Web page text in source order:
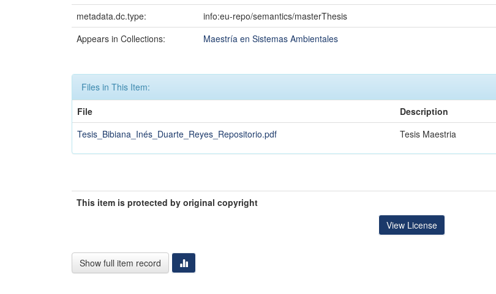
metadata.dc.type:
info:eu-repo/semantics/masterThesis
Appears in Collections:
Maestría en Sistemas Ambientales
Files in This Item:
File
Description
Tesis_Bibiana_Inés_Duarte_Reyes_Repositorio.pdf
Tesis Maestria
This item is protected by original copyright
View License
Show full item record